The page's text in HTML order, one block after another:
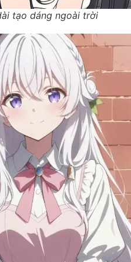
tạo dáng ngoài trời